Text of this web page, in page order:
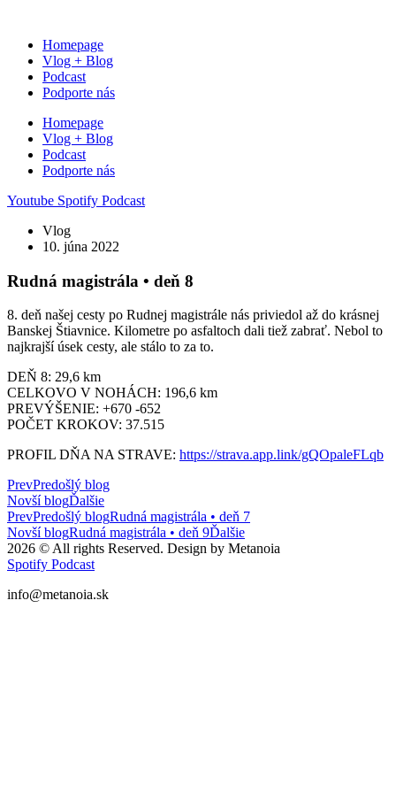
obsah
Homepage
Vlog + Blog
Podcast
Podporte nás
Homepage
Vlog + Blog
Podcast
Podporte nás
Youtube Spotify Podcast
Vlog
10. júna 2022
Rudná magistrála • deň 8
8. deň našej cesty po Rudnej magistrále nás priviedol až do krásnej
Banskej Štiavnice. Kilometre po asfaltoch dali tiež zabrať. Nebol to
najkrajší úsek cesty, ale stálo to za to.
DEŇ 8: 29,6 km
CELKOVO V NOHÁCH: 196,6 km
PREVÝŠENIE: +670 -652
POČET KROKOV: 37.515
PROFIL DŇA NA STRAVE: https://strava.app.link/gQOpaleFLqb
PrevPredošlý blog
Novší blogĎalšie
PrevPredošlý blogRudná magistrála • deň 7
Novší blogRudná magistrála • deň 9Ďalšie
2026 © All rights Reserved. Design by Metanoia
Spotify Podcast
info@metanoia.sk